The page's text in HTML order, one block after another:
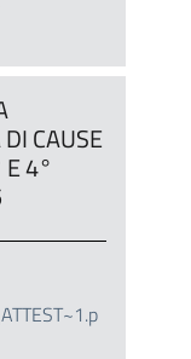
CAUSE
4°